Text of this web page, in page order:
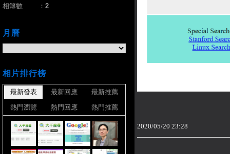
2020/05/20 23:28
相簿數
： 2
月曆
相片排行榜
最新發表 最新回應
最新推薦
熱門瀏覽
熱門回應 熱門推薦